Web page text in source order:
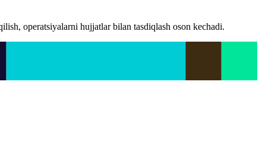
operatsiyalarni hujjatlar bilan tasdiqlash oson kechadi.